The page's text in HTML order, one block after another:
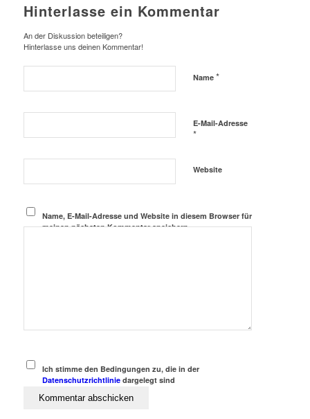
Hinterlasse ein Kommentar
An der Diskussion beteiligen?
Hinterlasse uns deinen Kommentar!
Name *
E-Mail-Adresse
*
Website
Name, E-Mail-Adresse und Website in diesem Browser für
meinen nächsten Kommentar speichern.
Ich stimme den Bedingungen zu, die in der
Datenschutzrichtlinie dargelegt sind